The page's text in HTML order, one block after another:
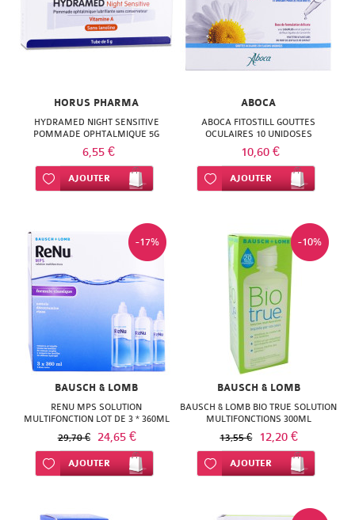
HORUS PHARMA
HYDRAMED NIGHT SENSITIVE
POMMADE OPHTALMIQUE 5G
6,55 €
Ajouter à ma liste d’envie
AJOUTER
ABOCA
ABOCA FITOSTILL GOUTTES
OCULAIRES 10 UNIDOSES
10,60 €
Ajouter à ma liste d’envie
AJOUTER
-17%
BAUSCH & LOMB
RENU MPS SOLUTION
MULTIFONCTION LOT DE 3 * 360ML
29,70 € 24,65 €
Ajouter à ma liste d’envie
AJOUTER
-10%
BAUSCH & LOMB
BAUSCH & LOMB BIO TRUE SOLUTION
MULTIFONCTIONS 300ML
13,55 € 12,20 €
Ajouter à ma liste d’envie
AJOUTER